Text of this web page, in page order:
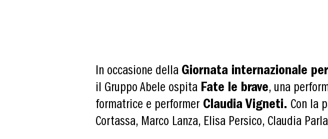
In occasione della Giornata internazionale
il Gruppo Abele ospita Fate le brave, una
formatrice e performer Claudia Vigneti. Con la
Cortassa, Marco Lanza, Elisa Persico, Claudia